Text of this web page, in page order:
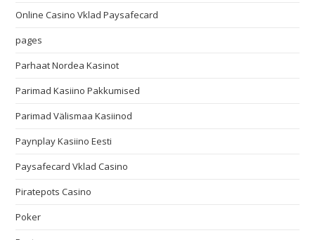
Online Casino Vklad Paysafecard
pages
Parhaat Nordea Kasinot
Parimad Kasiino Pakkumised
Parimad Välismaa Kasiinod
Paynplay Kasiino Eesti
Paysafecard Vklad Casino
Piratepots Casino
Poker